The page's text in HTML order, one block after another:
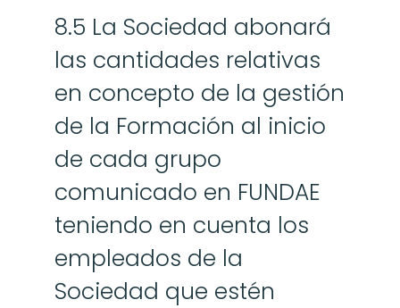
8.5 La Sociedad abonará
las cantidades relativas
en concepto de la gestión
de la Formación al inicio
de cada grupo
comunicado en FUNDAE
teniendo en cuenta los
empleados de la
Sociedad que estén